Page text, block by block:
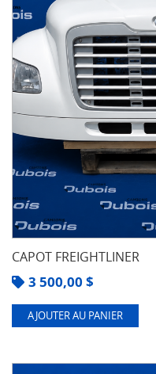
CAPOT FREIGHTLINER
3 500,00 $
AJOUTER AU PANIER